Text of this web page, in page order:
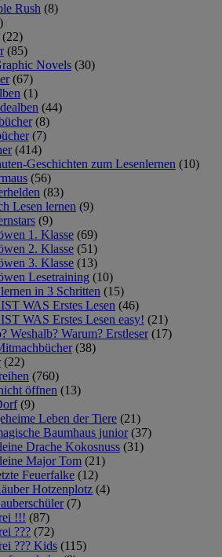
Rush (8)
(22)
(85)
Novels (30)
(67)
(1)
(44)
(8)
(7)
(414)
Geschichten zum Lesenlernen (10)
(56)
(83)
Lesen lernen (9)
(9)
1. Klasse (69)
2. Klasse (51)
3. Klasse (13)
Lesetraining (10)
in 3 Schritten (15)
WAS Erstes Lesen (46)
WAS Erstes Lesen easy! (21)
Weshalb? Warum? Erstleser (17)
(38)
(22)
(760)
öffnen (13)
(9)
Leben der Tiere (21)
Baumhaus junior (37)
Drache Kokosnuss (31)
Major Tom (21)
Feuerfalke (12)
Hotzenplotz (4)
(7)
!!! (87)
??? (72)
??? Kids (115)